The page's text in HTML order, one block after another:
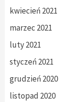
kwiecień 2021
marzec 2021
luty 2021
styczeń 2021
grudzień 2020
listopad 2020